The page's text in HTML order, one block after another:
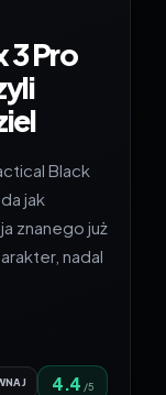
3 Pro
Black
jak
znanego już
nadal
4.4 /5